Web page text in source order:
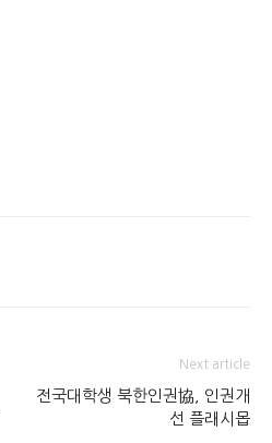
Next article
전국대학생 북한인권協, 인권개
선 플래시몹